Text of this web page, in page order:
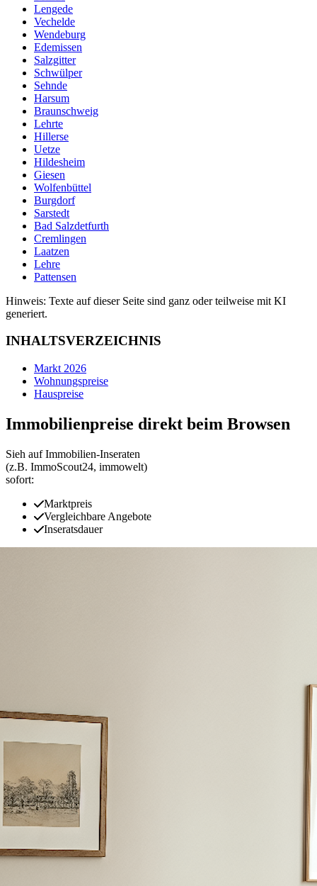
Lengede
Vechelde
Wendeburg
Edemissen
Salzgitter
Schwülper
Sehnde
Harsum
Braunschweig
Lehrte
Hillerse
Uetze
Hildesheim
Giesen
Wolfenbüttel
Burgdorf
Sarstedt
Bad Salzdetfurth
Cremlingen
Laatzen
Lehre
Pattensen
Hinweis: Texte auf dieser Seite sind ganz oder teilweise mit KI
generiert.
INHALTSVERZEICHNIS
Markt 2026
Wohnungspreise
Hauspreise
Immobilienpreise direkt beim Browsen
Sieh auf Immobilien‑Inseraten
(z.B. ImmoScout24, immowelt)
sofort:
Marktpreis
Vergleichbare Angebote
Inseratsdauer